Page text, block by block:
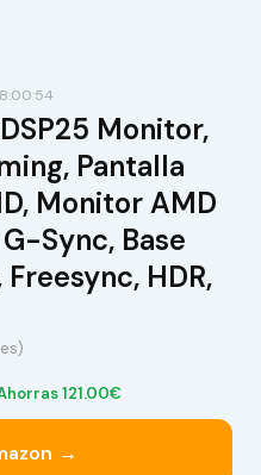
Monitor,
Pantalla
Monitor AMD
Sync, Base
Freesync, HDR,
121.00€
→